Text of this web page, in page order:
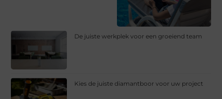
De juiste werkplek voor een groeiend team
Kies de juiste diamantboor voor uw project